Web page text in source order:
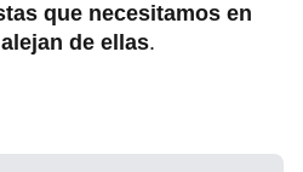
que necesitamos en
de ellas.